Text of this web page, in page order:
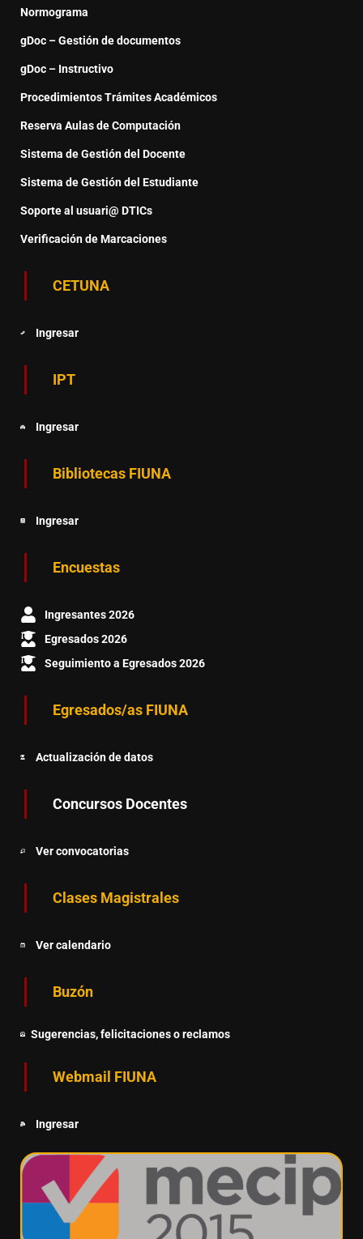
Normograma
gDoc – Gestión de documentos
gDoc – Instructivo
Procedimientos Trámites Académicos
Reserva Aulas de Computación
Sistema de Gestión del Docente
Sistema de Gestión del Estudiante
Soporte al usuari@ DTICs
Verificación de Marcaciones
CETUNA
Ingresar
IPT
Ingresar
Bibliotecas FIUNA
Ingresar
Encuestas
Ingresantes 2026
Egresados 2026
Seguimiento a Egresados 2026
Egresados/as FIUNA
Actualización de datos
Concursos Docentes
Ver convocatorias
Clases Magistrales
Ver calendario
Buzón
Sugerencias, felicitaciones o reclamos
Webmail FIUNA
Ingresar